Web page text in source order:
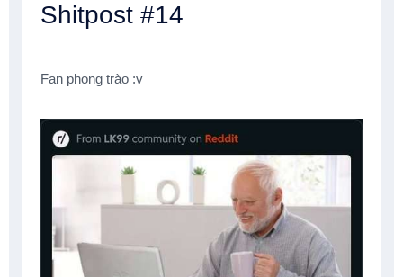
Shitpost #14
Fan phong trào :v